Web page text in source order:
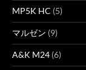
MP5K HC (5)
マルゼン (9)
A&K M24 (6)